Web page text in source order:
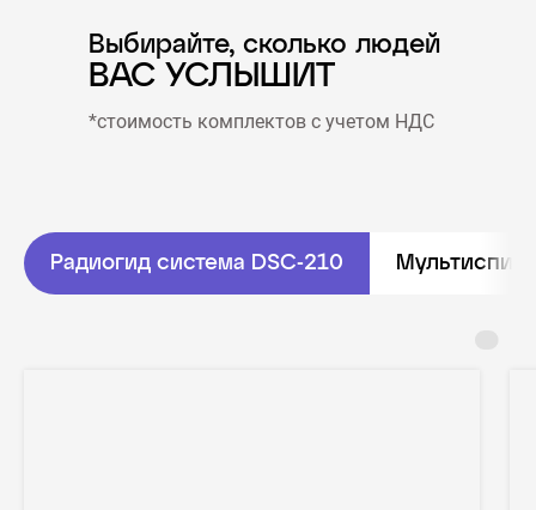
ВАС УСЛЫШИТ
*стоимость комплектов с учетом НДС
Выбирайте, сколько людей
Радиогид система DSC-210